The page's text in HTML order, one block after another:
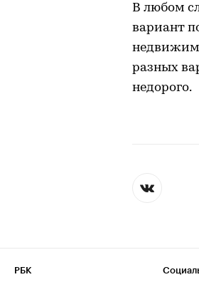
В любом
вариант
разных
недорого.
РБК